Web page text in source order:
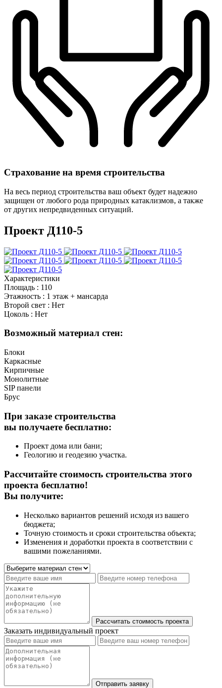
Страхование на время строительства
На весь период строительства ваш объект будет надежно
защищен от любого рода природных катаклизмов, а также
от других непредвиденных ситуаций.
Проект Д110-5
Характеристики
Площадь : 110
Этажность : 1 этаж + мансарда
Второй свет : Нет
Цоколь : Нет
Возможный материал стен:
Блоки
Каркасные
Кирпичные
Монолитные
SIP панели
Брус
При заказе строительства
вы получаете бесплатно:
Проект дома или бани;
Геологию и геодезию участка.
Рассчитайте стоимость строительства этого
проекта бесплатно!
Вы получите:
Несколько вариантов решений исходя из вашего
бюджета;
Точную стоимость и сроки строительства объекта;
Изменения и доработки проекта в соответствии с
вашими пожеланиями.
Заказать индивидуальный проект